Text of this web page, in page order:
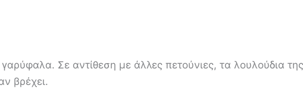
Σε αντίθεση με άλλες πετούνιες, τα λουλούδια
βρέχει.